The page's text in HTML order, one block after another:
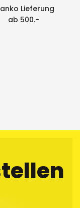
Lieferung
ab 500.-